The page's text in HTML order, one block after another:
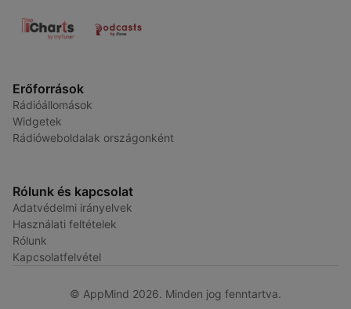
Erőforrások
Rádióállomások
Widgetek
Rádióweboldalak országonként
Rólunk és kapcsolat
Adatvédelmi irányelvek
Használati feltételek
Rólunk
Kapcsolatfelvétel
© AppMind 2026. Minden jog fenntartva.